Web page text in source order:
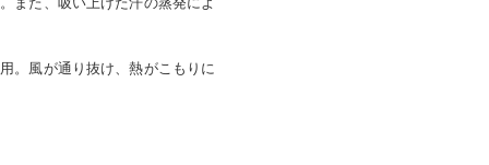
。風が通り抜け、熱がこもりに